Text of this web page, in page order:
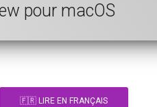
pour macOS
🇫🇷 LIRE EN FRANÇAIS